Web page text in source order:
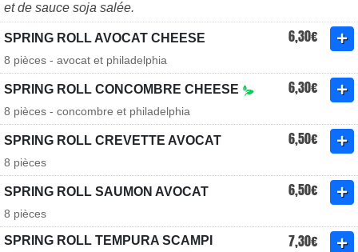
et de sauce soja salée.
SPRING ROLL AVOCAT CHEESE 6,30€
8 pièces - avocat et philadelphia
SPRING ROLL CONCOMBRE CHEESE 6,30€
8 pièces - concombre et philadelphia
SPRING ROLL CREVETTE AVOCAT 6,50€
8 pièces
SPRING ROLL SAUMON AVOCAT 6,50€
8 pièces
SPRING ROLL TEMPURA SCAMPI
7,30€